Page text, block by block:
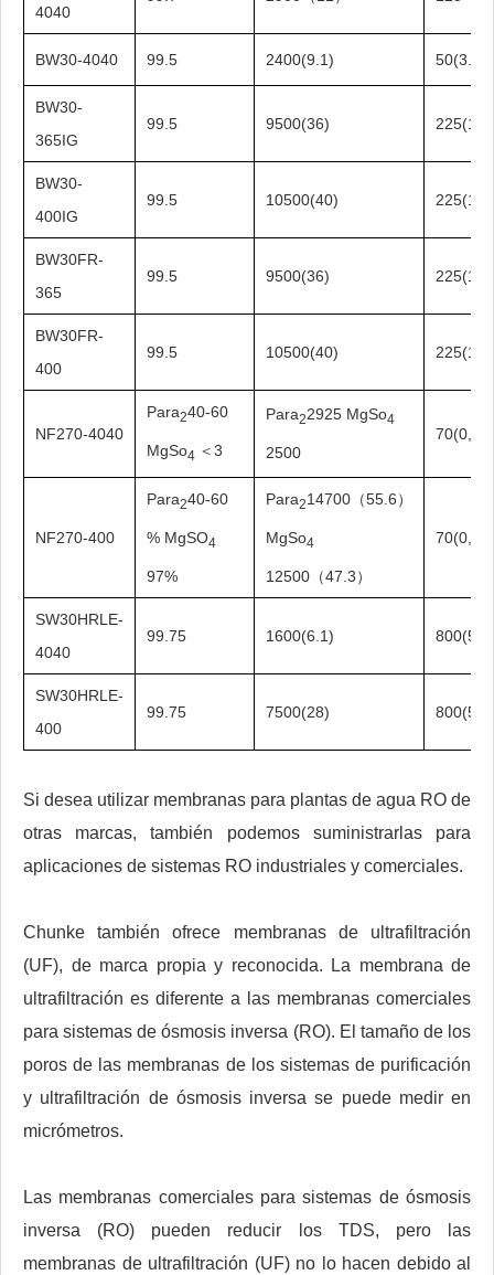
4040
BW30-4040 99.5 2400(9.1) 50(3.4)
BW30-
365IG
99.5 9500(36)
BW30-
400IG
99.5 10500(40)
BW30FR-
365
99.5 9500(36)
BW30FR-
400
99.5 10500(40)
NF270-4040
Para240-60
MgSo4 ＜3
Para22925 MgSo4
2500
70(0,48)
NF270-400
Para240-60
% MgSO4
97%
Para214700（55.6）
MgSo4
12500（47.3）
70(0,48)
SW30HRLE-
4040
99.75 1600(6.1) 800(55)
SW30HRLE-
400
99.75 7500(28) 800(55)
Si desea utilizar membranas para plantas de agua RO de
otras marcas, también podemos suministrarlas para
aplicaciones de sistemas RO industriales y comerciales.
Chunke también ofrece membranas de ultrafiltración
(UF), de marca propia y reconocida. La membrana de
ultrafiltración es diferente a las membranas comerciales
para sistemas de ósmosis inversa (RO). El tamaño de los
poros de las membranas de los sistemas de purificación
y ultrafiltración de ósmosis inversa se puede medir en
micrómetros.
Las membranas comerciales para sistemas de ósmosis
inversa (RO) pueden reducir los TDS, pero las
membranas de ultrafiltración (UF) no lo hacen debido al